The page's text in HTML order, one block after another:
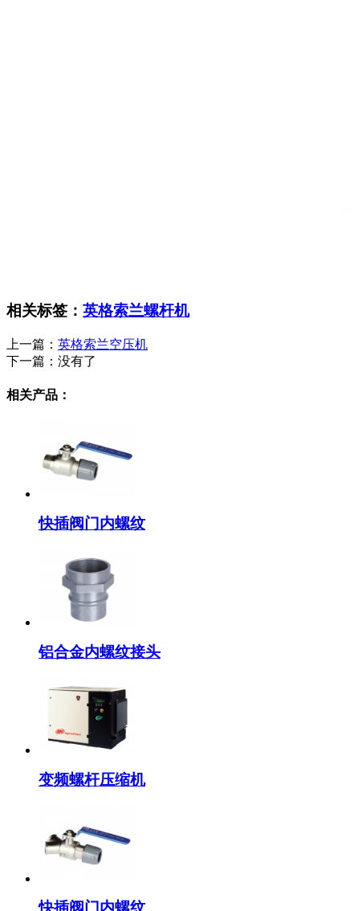
相关标签： 英格索兰螺杆机
上一篇： 英格索兰空压机
下一篇： 没有了
相关产品：
快插阀门内螺纹
铝合金内螺纹接头
变频螺杆压缩机